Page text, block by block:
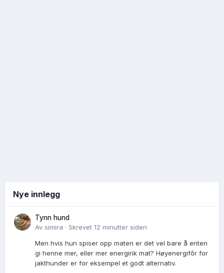
Nye innlegg
Tynn hund
Av simira · Skrevet 12 minutter siden
Men hvis hun spiser opp maten er det vel bare å enten
gi henne mer, eller mer energirik mat? Høyenergifôr for
jakthunder er for eksempel et godt alternativ.